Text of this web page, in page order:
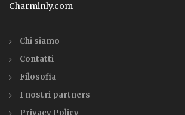
Charminly.com
Chi siamo
Contatti
Filosofia
I nostri partners
Privacy Policy